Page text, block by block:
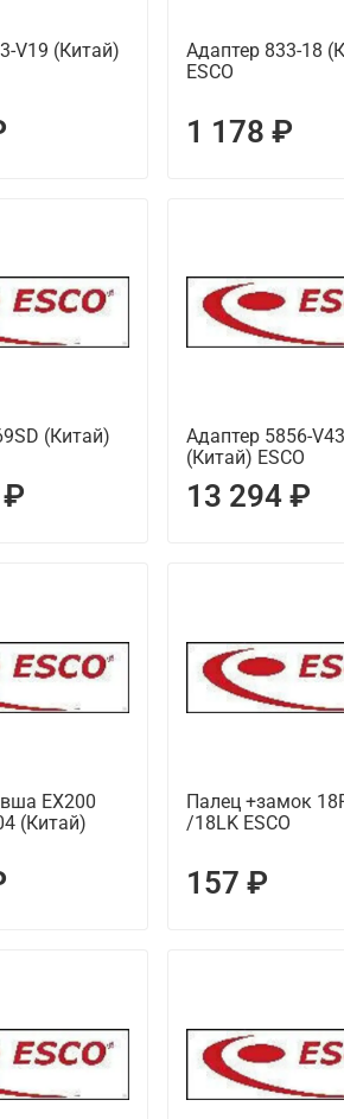
V19 (Китай)
Адаптер 833-18
ESCO
1 178 ₽
(Китай)
Адаптер 5856-V43
(Китай) ESCO
13 294 ₽
EX200
(Китай)
Палец +замок
/18LK ESCO
157 ₽